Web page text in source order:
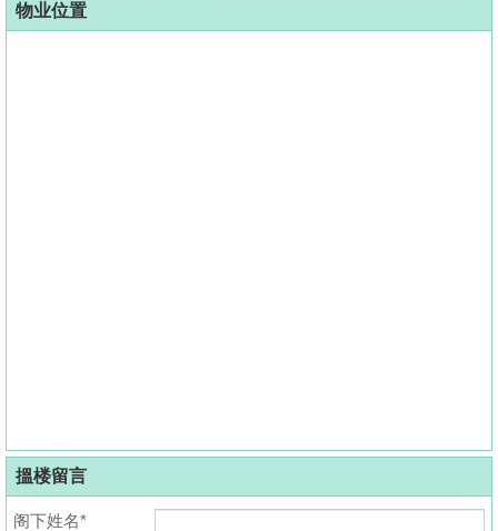
物业位置
搵楼留言
阁下姓名*